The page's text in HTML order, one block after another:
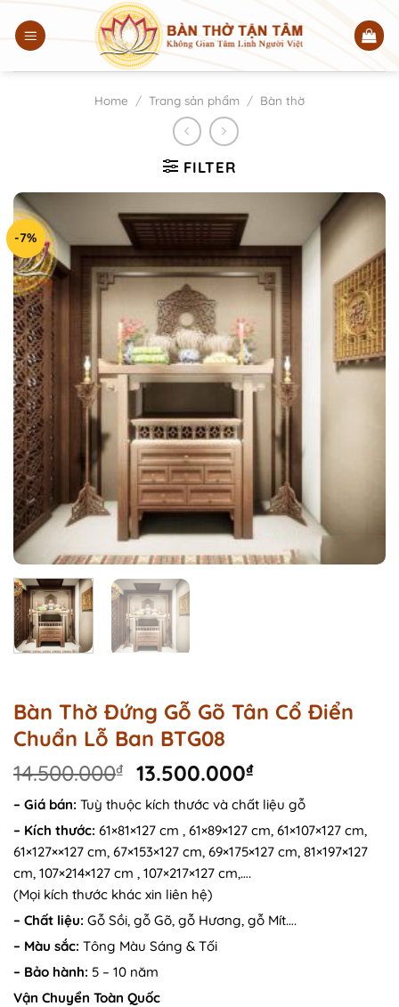
đến
Home / Trang sản phẩm / Bàn thờ
FILTER
-7%
Bàn Thờ Đứng Gỗ Gõ Tân Cổ Điển
Chuẩn Lỗ Ban BTG08
14.500.000₫
Original
price
was:
14.500.000₫.
13.500.000₫Current
price
is:
13.500.000₫.
– Giá bán: Tuỳ thuộc kích thước và chất liệu gỗ
– Kích thước: 61×81×127 cm , 61×89×127 cm, 61×107×127 cm,
61×127××127 cm, 67×153×127 cm, 69×175×127 cm, 81×197×127
cm, 107×214×127 cm , 107×217×127 cm,….
(Mọi kích thước khác xin liên hệ)
– Chất liệu: Gỗ Sồi, gỗ Gõ, gỗ Hương, gỗ Mít….
– Màu sắc: Tông Màu Sáng & Tối
– Bảo hành: 5 – 10 năm
Vận Chuyển Toàn Quốc